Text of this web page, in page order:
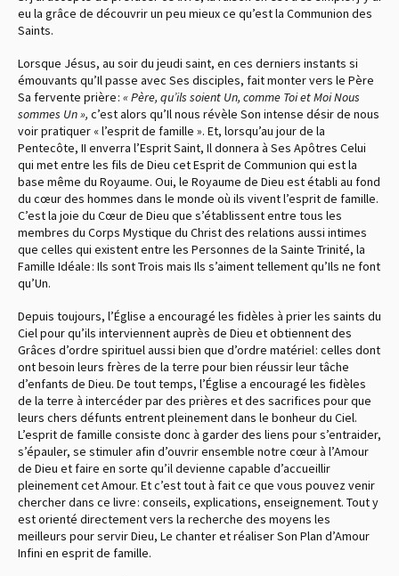
eu la grâce de découvrir un peu mieux ce qu’est la Communion des
Saints.
Lorsque Jésus, au soir du jeudi saint, en ces derniers instants si
émouvants qu’Il passe avec Ses disciples, fait monter vers le Père
Sa fervente prière : « Père, qu’ils soient Un, comme Toi et Moi Nous
sommes Un », c’est alors qu’Il nous révèle Son intense désir de nous
voir pratiquer « l’esprit de famille ». Et, lorsqu’au jour de la
Pentecôte, II enverra l’Esprit Saint, Il donnera à Ses Apôtres Celui
qui met entre les fils de Dieu cet Esprit de Communion qui est la
base même du Royaume. Oui, le Royaume de Dieu est établi au fond
du cœur des hommes dans le monde où ils vivent l’esprit de famille.
C’est la joie du Cœur de Dieu que s’établissent entre tous les
membres du Corps Mystique du Christ des relations aussi intimes
que celles qui existent entre les Personnes de la Sainte Trinité, la
Famille Idéale : Ils sont Trois mais Ils s’aiment tellement qu’Ils ne font
qu’Un.
Depuis toujours, l’Église a encouragé les fidèles à prier les saints du
Ciel pour qu’ils interviennent auprès de Dieu et obtiennent des
Grâces d’ordre spirituel aussi bien que d’ordre matériel : celles dont
ont besoin leurs frères de la terre pour bien réussir leur tâche
d’enfants de Dieu. De tout temps, l’Église a encouragé les fidèles
de la terre à intercéder par des prières et des sacrifices pour que
leurs chers défunts entrent pleinement dans le bonheur du Ciel.
L’esprit de famille consiste donc à garder des liens pour s’entraider,
s’épauler, se stimuler afin d’ouvrir ensemble notre cœur à l’Amour
de Dieu et faire en sorte qu’il devienne capable d’accueillir
pleinement cet Amour. Et c’est tout à fait ce que vous pouvez venir
chercher dans ce livre : conseils, explications, enseignement. Tout y
est orienté directement vers la recherche des moyens les
meilleurs pour servir Dieu, Le chanter et réaliser Son Plan d’Amour
Infini en esprit de famille.